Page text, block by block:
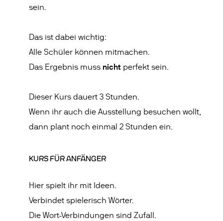
sein.
Das ist dabei wichtig:
Alle Schüler können mitmachen.
Das Ergebnis muss nicht perfekt sein.
Dieser Kurs dauert 3 Stunden.
Wenn ihr auch die Ausstellung besuchen wollt,
dann plant noch einmal 2 Stunden ein.
KURS FÜR ANFÄNGER
Hier spielt ihr mit Ideen.
Verbindet spielerisch Wörter.
Die Wort-Verbindungen sind Zufall.